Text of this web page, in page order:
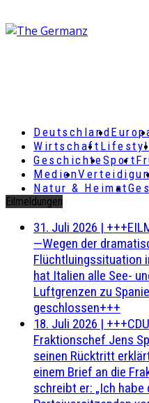
Deutschland
Wirtschaft
GeschichteSport
Medien
Natur & Heimat
Eilmeldungen
31. Juli 2026 |
—Wegen der
Flüchtluingssituation
hat Italien alle See-
Luftgrenzen zu
geschlossen+++
18. Juli 2026 |
Fraktionschef Jens
seinen Rücktritt
einem Brief an die
schreibt er: „Ich habe